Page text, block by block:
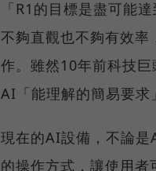
「R1的目標是盡可能
不夠直觀也不夠有效率
作。雖然10年前科技
AI「能理解的簡易要求
現在的AI設備，不論
的操作方式，讓使用